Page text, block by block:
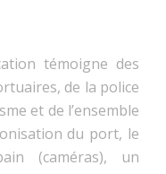
témoigne des
de la police
et de l’ensemble
du port, le
(caméras), un